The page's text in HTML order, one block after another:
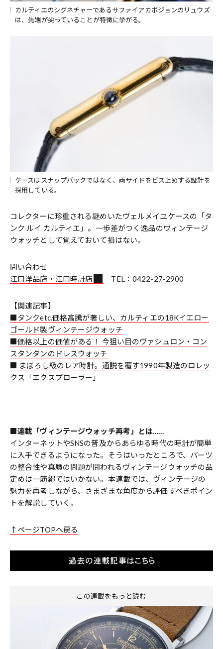
カルティエのシグネチャーであるサファイアカボジョンのリュウズ
は、先端が尖っていることが特徴に挙がる。
ケースはスナップバックではなく、両サイドをビス止めする設計を
採用している。
コレクターに珍重される謎めいたヴェルメイユケースの「タ
ンク ルイ カルティエ」。一歩差がつく逸品のヴィンテージ
ウォッチとして覚えておいて損はない。
問い合わせ
江口洋品店・江口時計店
TEL：0422-27-2900
【関連記事】
■タンクetc.価格高騰が著しい、カルティエの18Kイエロー
ゴールド製ヴィンテージウォッチ
■価格以上の価値がある！ 今狙い目のヴァシュロン・コン
スタンタンのドレスウォッチ
■ まぼろし級のレア時計。通説を覆す1990年製造のロレッ
クス「エクスプローラー」
■連載「ヴィンテージウォッチ再考」とは……
インターネットやSNSの普及からあらゆる時代の時計が簡単
に入手できるようになった。そうはいったところで、パーツ
の整合性や真贋の問題が問われるヴィンテージウォッチの品
定めは一筋縄ではいかない。本連載では、ヴィンテージの
魅力を再考しながら、さまざまな角度から評価すべきポイン
トを解説していく。
↑ページTOPへ戻る
この連載をもっと読む